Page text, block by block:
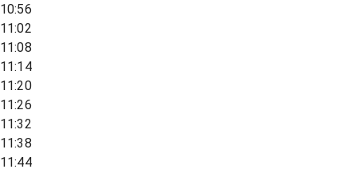
10:56
11:02
11:08
11:14
11:20
11:26
11:32
11:38
11:44